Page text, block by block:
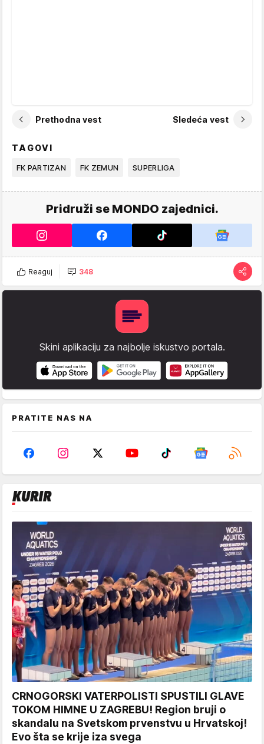
Prethodna vest Sledeća vest
TAGOVI
FK PARTIZAN FK ZEMUN SUPERLIGA
Pridruži se MONDO zajednici.
Reaguj 348
Skini aplikaciju za najbolje iskustvo portala.
PRATITE NAS NA
CRNOGORSKI VATERPOLISTI SPUSTILI GLAVE
TOKOM HIMNE U ZAGREBU! Region bruji o
skandalu na Svetskom prvenstvu u Hrvatskoj!
Evo šta se krije iza svega